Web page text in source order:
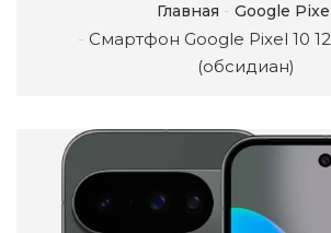
Главная Google Pixel
Смартфон Google Pixel 10
(обсидиан)